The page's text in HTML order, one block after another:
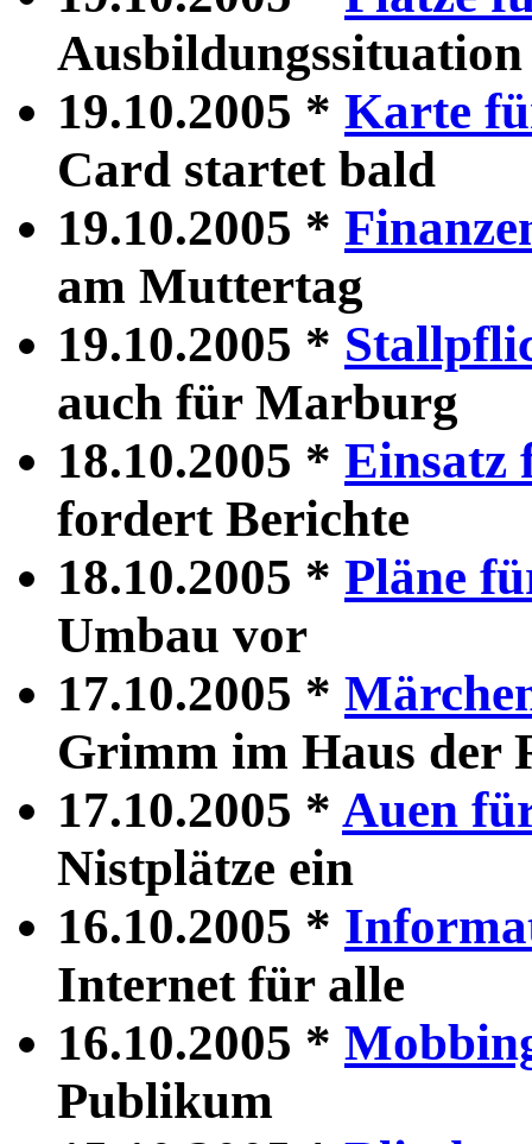
Ausbildungssituation
19.10.2005 * Karte
Card startet bald
19.10.2005 *
am Muttertag
19.10.2005 *
auch für Marburg
18.10.2005 * Einsatz
fordert Berichte
18.10.2005 * Pläne
Umbau vor
17.10.2005 *
Grimm im Haus der
17.10.2005 * Auen
Nistplätze ein
16.10.2005 *
Internet für alle
16.10.2005 *
Publikum